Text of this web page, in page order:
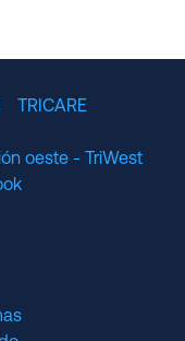
TRICARE
oeste - TriWest